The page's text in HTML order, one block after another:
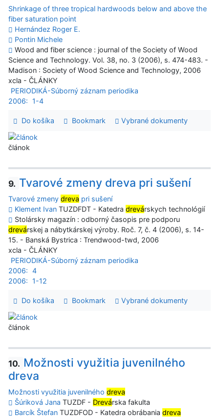
Shrinkage of three tropical hardwoods below and above the
fiber saturation point
Hernández Roger E.
Pontin Michele
Wood and fiber science : journal of the Society of Wood
Science and Technology. Vol. 38, no. 3 (2006), s. 474-483. -
Madison : Society of Wood Science and Technology, 2006
xcla - ČLÁNKY
PERIODIKÁ-Súborný záznam periodika
2006:
1-4
Do košíka Bookmark Vybrané dokumenty
článok
9. Tvarové zmeny dreva pri sušení
Tvarové zmeny dreva pri sušení
Klement Ivan TUZDFDT - Katedra drevárskych technológií
Stolársky magazín : odborný časopis pre podporu
drevárskej a nábytkárskej výroby. Roč. 7, č. 4 (2006), s. 14-
15. - Banská Bystrica : Trendwood-twd, 2006
xcla - ČLÁNKY
PERIODIKÁ-Súborný záznam periodika
2006: 4
2006:
1-12
Do košíka Bookmark Vybrané dokumenty
článok
10. Možnosti využitia juvenilného
dreva
Možnosti využitia juvenilného dreva
Šúriková Jana TUZDF - Drevárska fakulta
Barcík Štefan TUZDFOD - Katedra obrábania dreva